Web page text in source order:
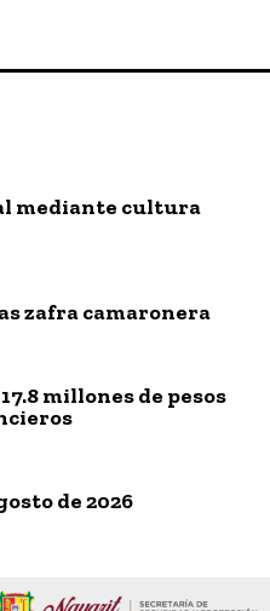
mediante cultura
zafra camaronera
millones de pesos
de 2026